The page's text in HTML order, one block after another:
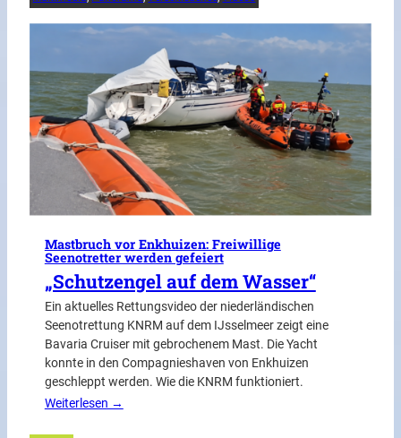
Mastbruch vor Enkhuizen: Freiwillige
Seenotretter werden gefeiert
„Schutzengel auf dem Wasser“
Ein aktuelles Rettungsvideo der niederländischen
Seenotrettung KNRM auf dem IJsselmeer zeigt eine
Bavaria Cruiser mit gebrochenem Mast. Die Yacht
konnte in den Compagnieshaven von Enkhuizen
geschleppt werden. Wie die KNRM funktioniert.
Weiterlesen →